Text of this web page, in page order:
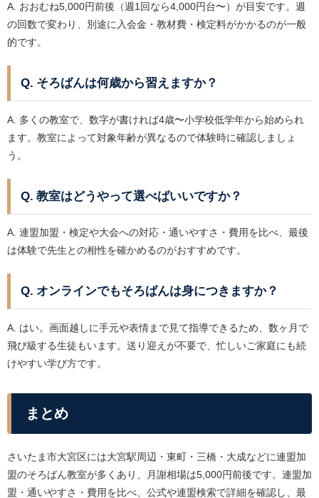
A. おおむね5,000円前後（週1回なら4,000円台〜）が目安です。週
の回数で変わり、別途に入会金・教材費・検定料がかかるのが一般
的です。
Q. そろばんは何歳から習えますか？
A. 多くの教室で、数字が書ければ4歳〜小学校低学年から始められ
ます。教室によって対象年齢が異なるので体験時に確認しましょ
う。
Q. 教室はどうやって選べばいいですか？
A. 連盟加盟・検定や大会への対応・通いやすさ・費用を比べ、最後
は体験で先生との相性を確かめるのがおすすめです。
Q. オンラインでもそろばんは身につきますか？
A. はい。画面越しに手元や表情まで見て指導できるため、数ヶ月で
飛び級する生徒もいます。送り迎えが不要で、忙しいご家庭にも続
けやすい学び方です。
まとめ
さいたま市大宮区には大宮駅周辺・東町・三橋・大成などに連盟加
盟のそろばん教室が多くあり、月謝相場は5,000円前後です。連盟加
盟・通いやすさ・費用を比べ、公式や連盟検索で詳細を確認し、最